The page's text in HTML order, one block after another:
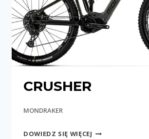
CRUSHER
MONDRAKER
DOWIEDZ SIĘ WIĘCEJ CRUSHER